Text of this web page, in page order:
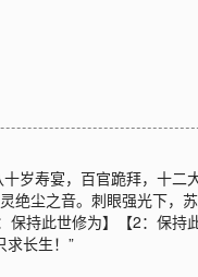
岁寿宴，百官跪拜，十二
尘之音。刺眼强光下，
持此世修为】【2：保持
求长生！”